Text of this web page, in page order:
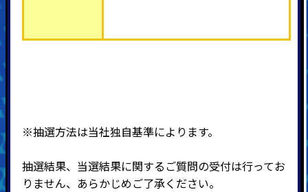
※抽選方法は当社独自基準によります。
抽選結果、当選結果に関するご質問の受付は行ってお
りません、あらかじめご了承ください。